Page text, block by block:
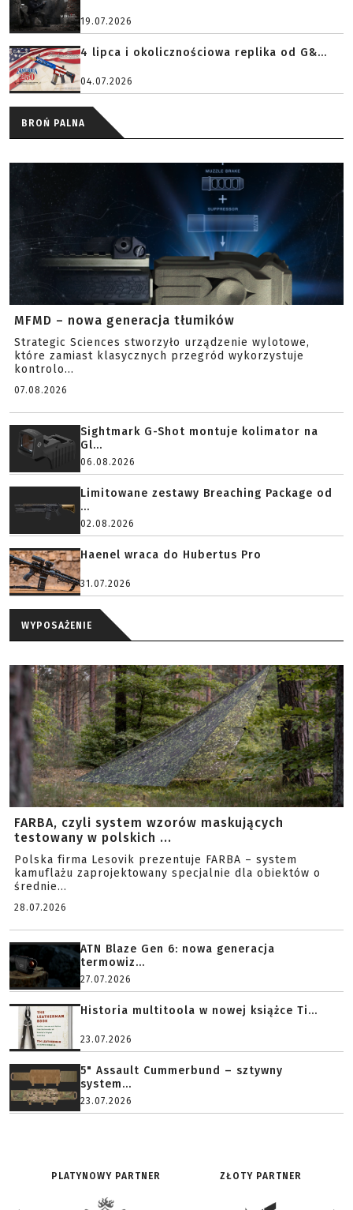
19.07.2026
4 lipca i okolicznościowa replika od G&...
04.07.2026
BROŃ PALNA
MFMD – nowa generacja tłumików
Strategic Sciences stworzyło urządzenie wylotowe,
które zamiast klasycznych przegród wykorzystuje
kontrolo...
07.08.2026
Sightmark G-Shot montuje kolimator na
Gl...
06.08.2026
Limitowane zestawy Breaching Package od
...
02.08.2026
Haenel wraca do Hubertus Pro
31.07.2026
WYPOSAŻENIE
FARBA, czyli system wzorów maskujących
testowany w polskich ...
Polska firma Lesovik prezentuje FARBA – system
kamuflażu zaprojektowany specjalnie dla obiektów o
średnie...
28.07.2026
ATN Blaze Gen 6: nowa generacja
termowiz...
27.07.2026
Historia multitoola w nowej książce Ti...
23.07.2026
5" Assault Cummerbund – sztywny
system...
23.07.2026
PLATYNOWY PARTNER ZŁOTY PARTNER